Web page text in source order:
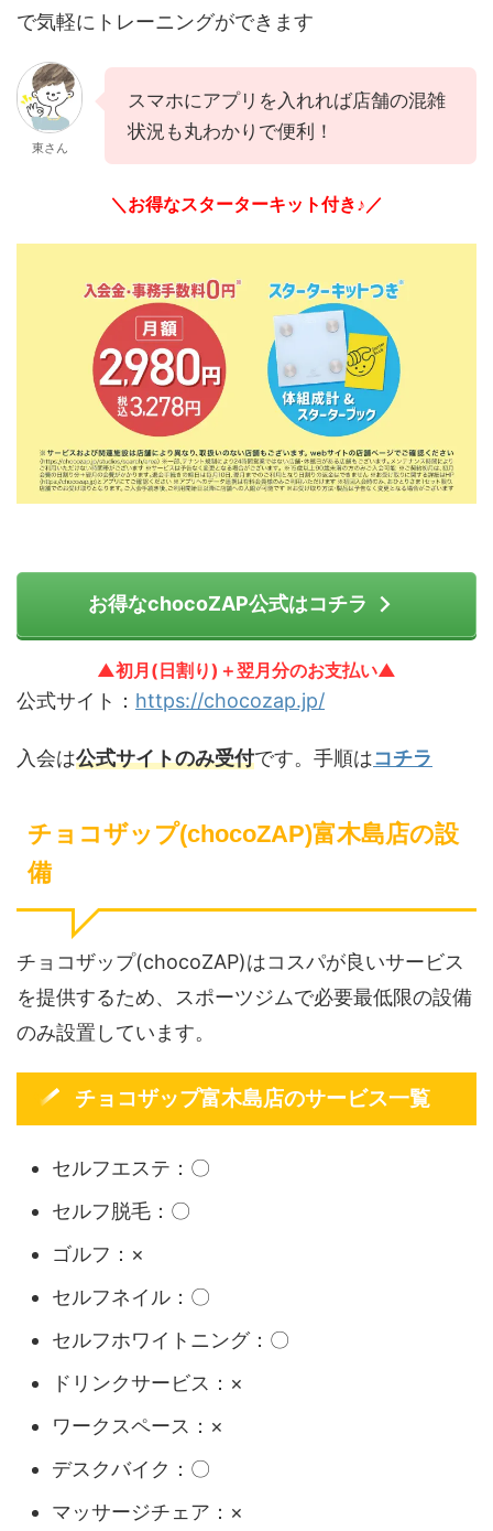
で気軽にトレーニングができます
東さん
スマホにアプリを入れれば店舗の混雑
状況も丸わかりで便利！
＼お得なスターターキット付き♪／
お得なchocoZAP公式はコチラ
▲初月(日割り)＋翌月分のお支払い▲
公式サイト： https://chocozap.jp/
入会は公式サイトのみ受付です。手順はコチラ
チョコザップ(chocoZAP)富木島店の設
備
チョコザップ(chocoZAP)はコスパが良いサービス
を提供するため、スポーツジムで必要最低限の設備
のみ設置しています。
チョコザップ富木島店のサービス一覧
セルフエステ：〇
セルフ脱毛：〇
ゴルフ：×
セルフネイル：〇
セルフホワイトニング：〇
ドリンクサービス：×
ワークスペース：×
デスクバイク：〇
マッサージチェア：×